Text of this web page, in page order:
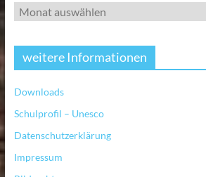
weitere Informationen
Downloads
Schulprofil – Unesco
Datenschutzerklärung
Impressum